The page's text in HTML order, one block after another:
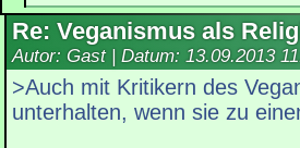
Re: Veganismus als
Autor: Gast | Datum: 13.09.2013
>Auch mit Kritikern des
unterhalten, wenn sie zu